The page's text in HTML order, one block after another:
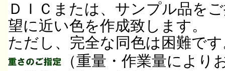
ＤＩＣまたは、サンプル品を
望に近い色を作成致します。
ただし、完全な同色は困難で
（重量・作業量により